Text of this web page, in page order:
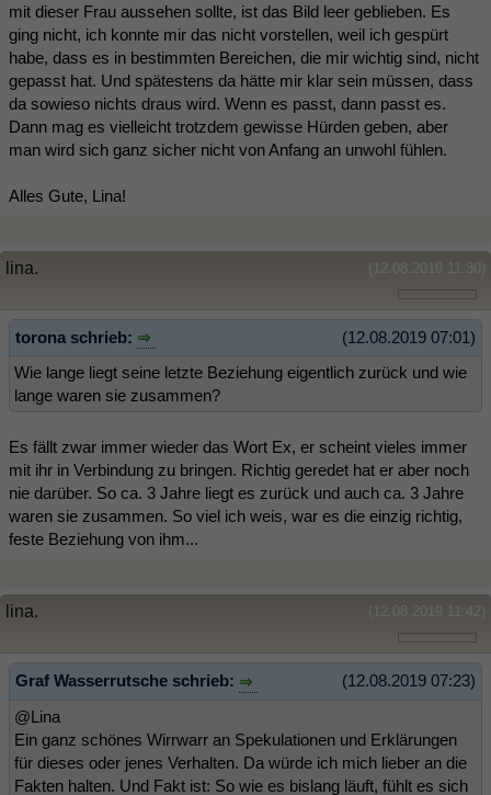
mit dieser Frau aussehen sollte, ist das Bild leer geblieben. Es
ging nicht, ich konnte mir das nicht vorstellen, weil ich gespürt
habe, dass es in bestimmten Bereichen, die mir wichtig sind, nicht
gepasst hat. Und spätestens da hätte mir klar sein müssen, dass
da sowieso nichts draus wird. Wenn es passt, dann passt es.
Dann mag es vielleicht trotzdem gewisse Hürden geben, aber
man wird sich ganz sicher nicht von Anfang an unwohl fühlen.
Alles Gute, Lina!
(12.08.2019 11:30)
lina.
(12.08.2019 07:01)
torona schrieb:
Wie lange liegt seine letzte Beziehung eigentlich zurück und wie
lange waren sie zusammen?
Es fällt zwar immer wieder das Wort Ex, er scheint vieles immer
mit ihr in Verbindung zu bringen. Richtig geredet hat er aber noch
nie darüber. So ca. 3 Jahre liegt es zurück und auch ca. 3 Jahre
waren sie zusammen. So viel ich weis, war es die einzig richtig,
feste Beziehung von ihm...
(12.08.2019 11:42)
lina.
(12.08.2019 07:23)
Graf Wasserrutsche schrieb:
@Lina
Ein ganz schönes Wirrwarr an Spekulationen und Erklärungen
für dieses oder jenes Verhalten. Da würde ich mich lieber an die
Fakten halten. Und Fakt ist: So wie es bislang läuft, fühlt es sich